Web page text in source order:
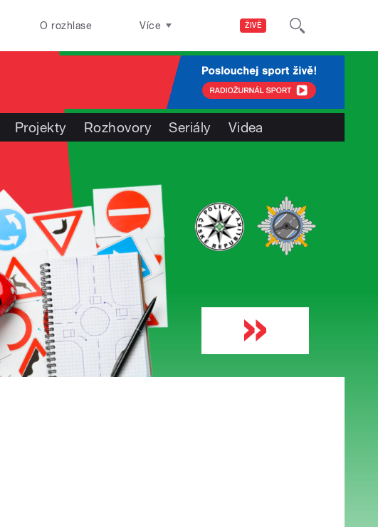
ŽIVĚ
O rozhlase Více
Projekty Rozhovory Seriály Videa